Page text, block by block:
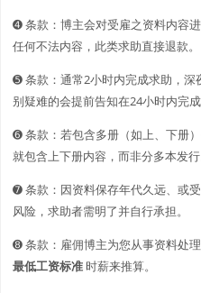
➍ 条款：博主会对受雇之资料内容
任何不法内容，此类求助直接退款。
➎ 条款：通常2小时内完成求助，深
别疑难的会提前告知在24小时内完成
➏ 条款：若包含多册（如上、下册
就包含上下册内容，而非分多本发行
➐ 条款：因资料保存年代久远、或
风险，求助者需明了并自行承担。
➑ 条款：雇佣博主为您从事资料处
最低工资标准时薪来推算。